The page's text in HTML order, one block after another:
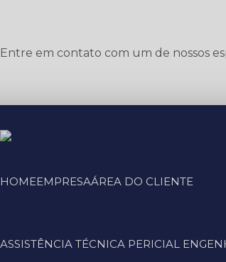
Entre em contato com um de nossos
HOME EMPRESA
ÁREA DO CLIENTE
ASSISTÊNCIA TÉCNICA PERICIAL